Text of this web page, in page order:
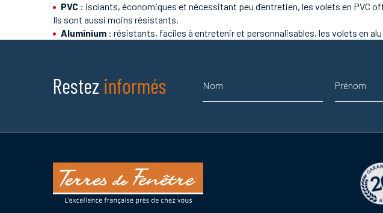
PVC : isolants, économiques et nécessitant peu d’entretien, les volets en PVC
Ils sont aussi moins résistants.
Aluminium : résistants, faciles à entretenir et personnalisables, les volets en
Restez informés